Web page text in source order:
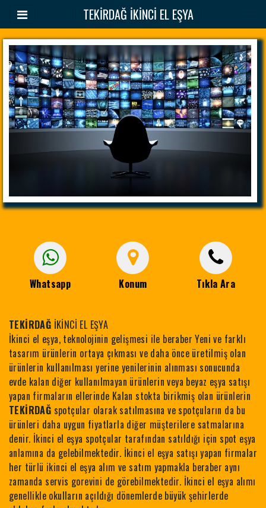
TEKİRDAĞ İKİNCİ EL EŞYA
Whatsapp Konum Tıkla Ara
TEKİRDAĞ İKİNCİ EL EŞYA
İkinci el eşya, teknolojinin gelişmesi ile beraber Yeni ve farklı
tasarım ürünlerin ortaya çıkması ve daha önce üretilmiş olan
ürünlerin kullanılması yerine yenilerinin alınması sonucunda
evde kalan diğer kullanılmayan ürünlerin veya beyaz eşya satışı
yapan firmaların ellerinde Kalan stokta birikmiş olan ürünlerin
TEKİRDAĞ spotçular olarak satılmasına ve spotçuların da bu
ürünleri daha uygun fiyatlarla diğer müşterilere satmalarına
denir. İkinci el eşya spotçular tarafından satıldığı için spot eşya
anlamına da gelebilmektedir. İkinci el eşya satışı yapan firmalar
her türlü ikinci el eşya alım ve satım yapmakla beraber aynı
zamanda servis gorevini de görebilmektedir. İkinci el eşya alımı
genellikle okulların açıldığı dönemlerde büyük şehirlerde